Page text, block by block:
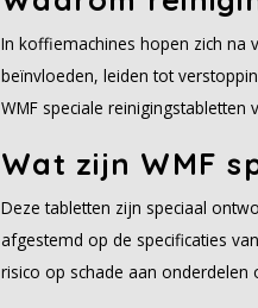
In koffiemachines hopen zich na
beïnvloeden, leiden tot
WMF speciale
Wat zijn WMF
Deze tabletten zijn speciaal
afgestemd op de specificaties
risico op schade aan onderdelen